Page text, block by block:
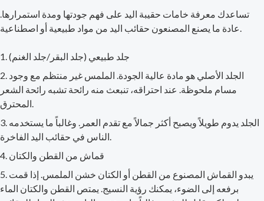
تساعدك معرفة خامات حقيبة اليد على فهم جودتها ومدة استمرارها.
عادة ما يصنع المصنعون حقائب اليد من مواد طبيعية أو اصطناعية.
جلد طبيعي (جلد البقر/جلد الغنم)
الجلد الأصلي هو مادة عالية الجودة. الملمس غير منتظم مع وجود
مسام ملحوظة. عند احتراقه، تنبعث منه رائحة تشبه رائحة الشعر
المحترق.
الجلد يدوم طويلاً ويصبح أكثر جمالاً مع تقدم العمر. وغالباً ما يستخدمه
الناس في حقائب اليد الفاخرة.
قماش من القطن والكتان
يبدو القماش المصنوع من القطن أو الكتان خشن الملمس. إذا قمت
برفعه إلى الضوء، يمكنك رؤية النسيج. يمتص القطن والكتان الماء